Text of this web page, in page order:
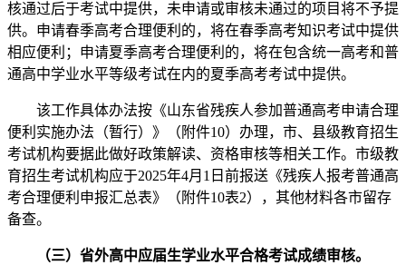
核通过后于考试中提供，未申请或审核未通过的项目将不予提
供。申请春季高考合理便利的，将在春季高考知识考试中提供
相应便利；申请夏季高考合理便利的，将在包含统一高考和普
通高中学业水平等级考试在内的夏季高考考试中提供。
该工作具体办法按《山东省残疾人参加普通高考申请合理
便利实施办法（暂行）》（附件10）办理，市、县级教育招生
考试机构要据此做好政策解读、资格审核等相关工作。市级教
育招生考试机构应于2025年4月1日前报送《残疾人报考普通高
考合理便利申报汇总表》（附件10表2），其他材料各市留存
备查。
（三）省外高中应届生学业水平合格考试成绩审核。